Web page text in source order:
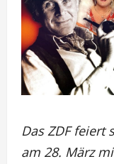
Das ZDF feiert
am 28. März